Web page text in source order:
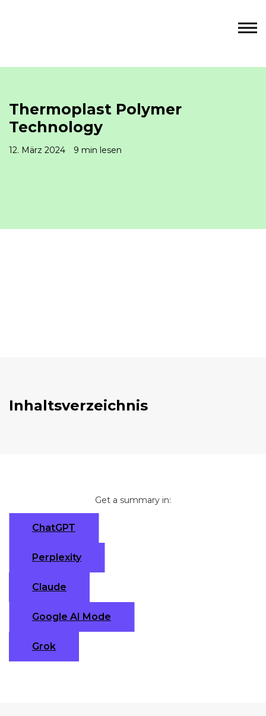
Thermoplast Polymer
Technology
12. März 2024 9 min lesen
Inhaltsverzeichnis
Get a summary in:
ChatGPT
Perplexity
Claude
Google AI Mode
Grok